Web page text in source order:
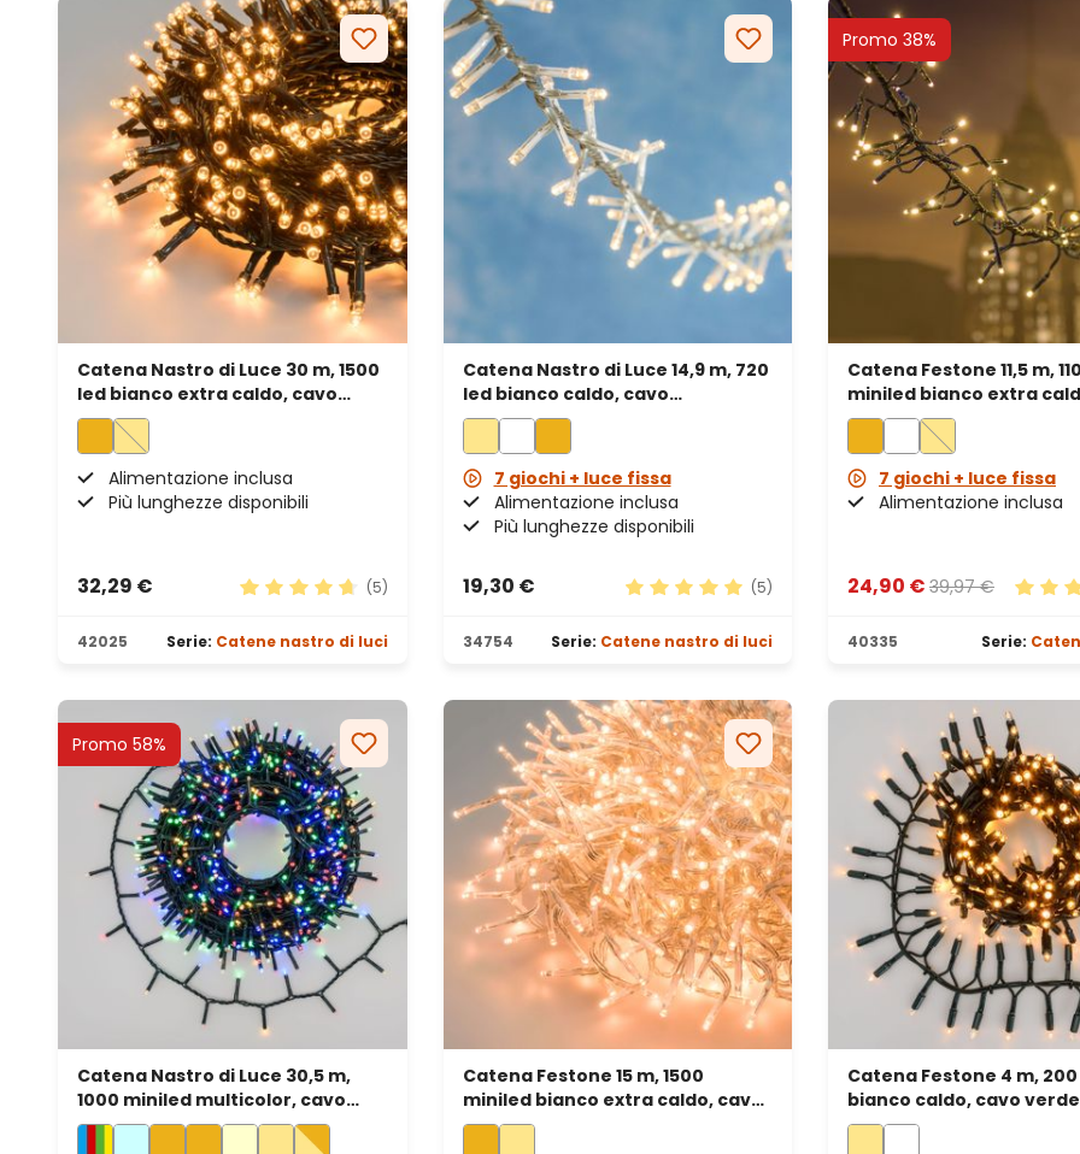
Catena Nastro di Luce 30 m, 1500
led bianco extra caldo, cavo
verde
Alimentazione inclusa
Più lunghezze disponibili
32,29 €
(5)
42025 Serie: Catene nastro di luci
Catena Nastro di Luce 14,9 m, 720
led bianco caldo, cavo
trasparente
7 giochi + luce fissa
Alimentazione inclusa
Più lunghezze disponibili
19,30 €
(5)
34754 Serie: Catene nastro di luci
Promo 38%
Catena Festone 11,5 m,
miniled bianco extra
verde
7 giochi + luce fissa
Alimentazione inclusa
24,90 € 39,97 €
40335 Serie:
Promo 58%
Catena Nastro di Luce 30,5 m,
1000 miniled multicolor, cavo
verde
Catena Festone 15 m, 1500
miniled bianco extra caldo, cavo
trasparente
Catena Festone 4 m,
bianco caldo, cavo verde
prolungabile, IP67